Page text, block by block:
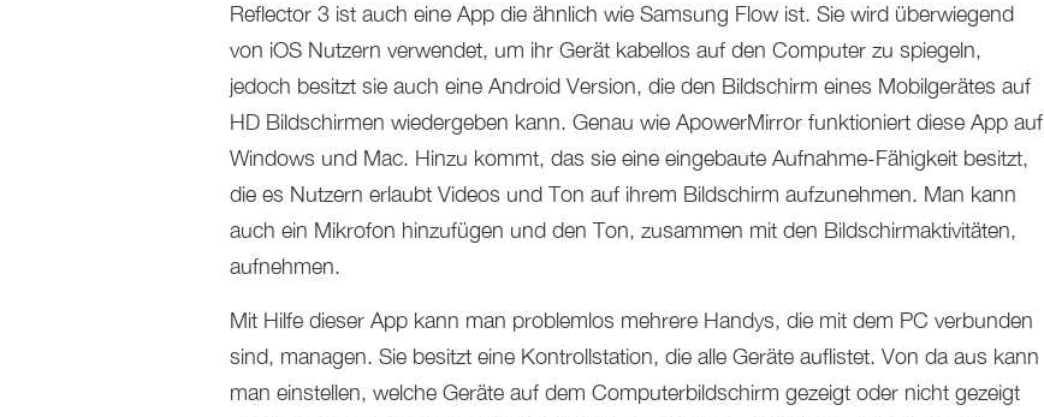
Reflector 3 ist auch eine App die ähnlich wie Samsung Flow ist. Sie wird überwiegend
von iOS Nutzern verwendet, um ihr Gerät kabellos auf den Computer zu spiegeln,
jedoch besitzt sie auch eine Android Version, die den Bildschirm eines Mobilgerätes auf
HD Bildschirmen wiedergeben kann. Genau wie ApowerMirror funktioniert diese App auf
Windows und Mac. Hinzu kommt, das sie eine eingebaute Aufnahme-Fähigkeit besitzt,
die es Nutzern erlaubt Videos und Ton auf ihrem Bildschirm aufzunehmen. Man kann
auch ein Mikrofon hinzufügen und den Ton, zusammen mit den Bildschirmaktivitäten,
aufnehmen.
Mit Hilfe dieser App kann man problemlos mehrere Handys, die mit dem PC verbunden
sind, managen. Sie besitzt eine Kontrollstation, die alle Geräte auflistet. Von da aus kann
man einstellen, welche Geräte auf dem Computerbildschirm gezeigt oder nicht gezeigt